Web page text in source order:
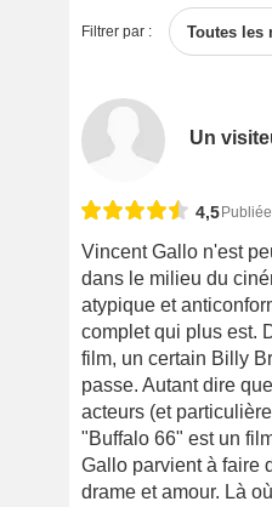
Filtrer par : Toutes les
Un
4,5
Vincent Gallo n'est
dans le milieu du
atypique et
complet qui plus est.
film, un certain Billy
passe. Autant dire
acteurs (et
"Buffalo 66" est un
Gallo parvient à faire
drame et amour. Là